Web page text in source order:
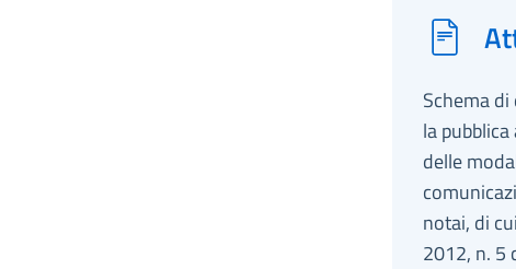
Schema
la
delle
notai, di
2012, n. 5